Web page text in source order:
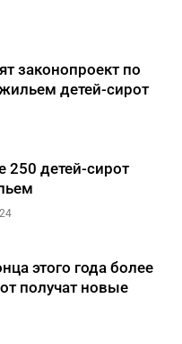
законопроект по
детей-сирот
250 детей-сирот
этого года более
получат новые